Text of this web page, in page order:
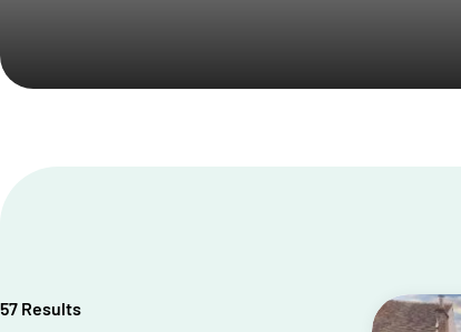
57 Results